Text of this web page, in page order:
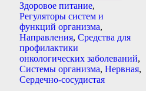
Здоровое питание,
Регуляторы систем и
функций организма,
Направления, Средства для
профилактики
онкологических заболеваний,
Системы организма, Нервная,
Сердечно-сосудистая